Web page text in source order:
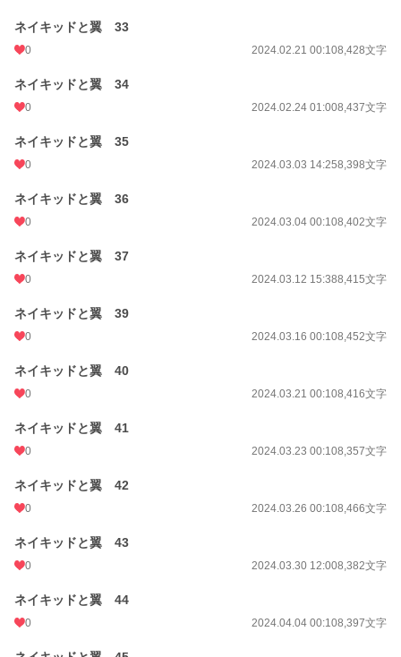
ネイキッドと翼 33
0 2024.02.21 00:108,428文字
ネイキッドと翼 34
0 2024.02.24 01:008,437文字
ネイキッドと翼 35
0 2024.03.03 14:258,398文字
ネイキッドと翼 36
0 2024.03.04 00:108,402文字
ネイキッドと翼 37
0 2024.03.12 15:388,415文字
ネイキッドと翼 39
0 2024.03.16 00:108,452文字
ネイキッドと翼 40
0 2024.03.21 00:108,416文字
ネイキッドと翼 41
0 2024.03.23 00:108,357文字
ネイキッドと翼 42
0 2024.03.26 00:108,466文字
ネイキッドと翼 43
0 2024.03.30 12:008,382文字
ネイキッドと翼 44
0 2024.04.04 00:108,397文字